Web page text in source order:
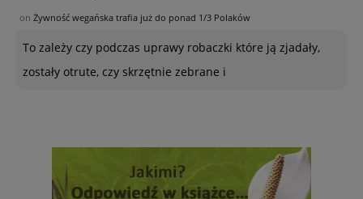
on Żywność wegańska trafia już do ponad 1/3 Polaków
To zależy czy podczas uprawy robaczki które ją zjadały,
zostały otrute, czy skrzętnie zebrane i